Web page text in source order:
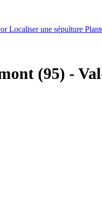
Localiser une sépulture
(95) -